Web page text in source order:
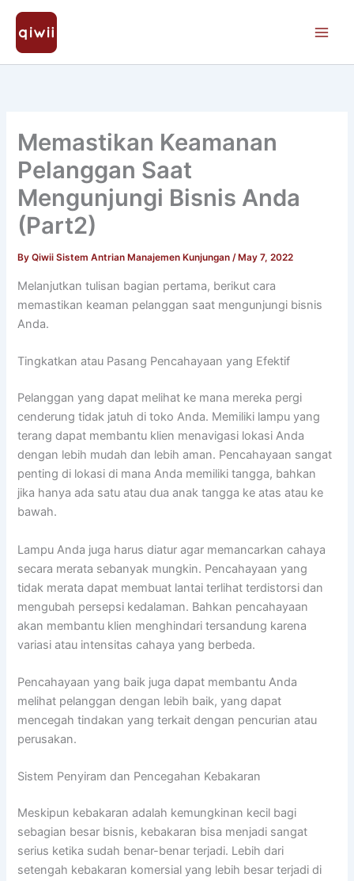
Skip
content
Memastikan Keamanan
Pelanggan Saat
Mengunjungi Bisnis Anda
(Part2)
ByQiwii Sistem Antrian Manajemen Kunjungan/ May 7, 2022
Melanjutkan tulisan bagian pertama, berikut cara
memastikan keaman pelanggan saat mengunjungi bisnis
Anda.
Tingkatkan atau Pasang Pencahayaan yang Efektif
Pelanggan yang dapat melihat ke mana mereka pergi
cenderung tidak jatuh di toko Anda. Memiliki lampu yang
terang dapat membantu klien menavigasi lokasi Anda
dengan lebih mudah dan lebih aman. Pencahayaan sangat
penting di lokasi di mana Anda memiliki tangga, bahkan
jika hanya ada satu atau dua anak tangga ke atas atau ke
bawah.
Lampu Anda juga harus diatur agar memancarkan cahaya
secara merata sebanyak mungkin. Pencahayaan yang
tidak merata dapat membuat lantai terlihat terdistorsi dan
mengubah persepsi kedalaman. Bahkan pencahayaan
akan membantu klien menghindari tersandung karena
variasi atau intensitas cahaya yang berbeda.
Pencahayaan yang baik juga dapat membantu Anda
melihat pelanggan dengan lebih baik, yang dapat
mencegah tindakan yang terkait dengan pencurian atau
perusakan.
Sistem Penyiram dan Pencegahan Kebakaran
Meskipun kebakaran adalah kemungkinan kecil bagi
sebagian besar bisnis, kebakaran bisa menjadi sangat
serius ketika sudah benar-benar terjadi. Lebih dari
setengah kebakaran komersial yang lebih besar terjadi di